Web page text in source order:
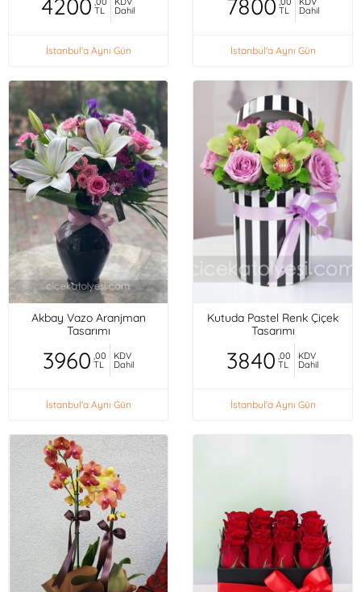
4200 TL Dahil
İstanbul'a Aynı Gün
7800 TL Dahil
İstanbul'a Aynı Gün
Akbay Vazo Aranjman
Tasarımı
3960 ,00
TL
KDV
Dahil
İstanbul'a Aynı Gün
Kutuda Pastel Renk Çiçek
Tasarımı
3840 ,00
TL
KDV
Dahil
İstanbul'a Aynı Gün